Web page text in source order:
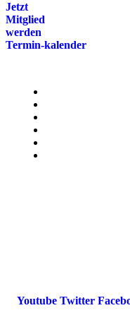
Jetzt
Mitglied
werden
Termin-kalender
Menü
Youtube Twitter